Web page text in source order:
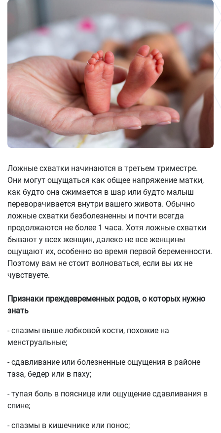
Ложные схватки начинаются в третьем триместре.
Они могут ощущаться как общее напряжение матки,
как будто она сжимается в шар или будто малыш
переворачивается внутри вашего живота. Обычно
ложные схватки безболезненны и почти всегда
продолжаются не более 1 часа. Хотя ложные схватки
бывают у всех женщин, далеко не все женщины
ощущают их, особенно во время первой беременности.
Поэтому вам не стоит волноваться, если вы их не
чувствуете.
Признаки преждевременных родов, о которых нужно
знать
- спазмы выше лобковой кости, похожие на
менструальные;
- сдавливание или болезненные ощущения в районе
таза, бедер или в паху;
- тупая боль в пояснице или ощущение сдавливания в
спине;
- спазмы в кишечнике или понос;